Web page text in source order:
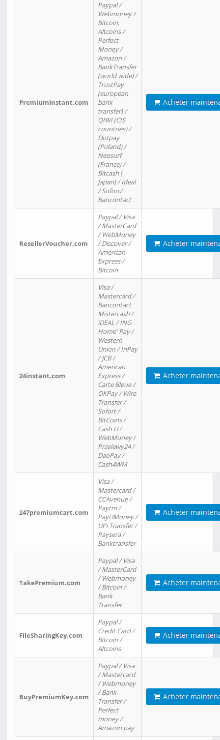
PremiumInstant.com
Paypal /
Webmoney /
Bitcoin,
Altcoins /
Perfect
Money /
Amazon /
BankTransfer
(world wide) /
TrustPay
(european
bank
transfer) /
QIWI (CIS
countries) /
Dotpay
(Poland) /
Neosurf
(France) /
Bitcash (
Japan) / Ideal
/ Sofort/
Bancontact
Acheter
ResellerVoucher.com
Paypal / Visa
/ MasterCard
/ WebMoney
/ Discover /
American
Express /
Bitcoin
Acheter
24instant.com
Visa /
Mastercard /
Bancontact
Mistercash /
iDEAL / ING
Home' Pay /
Western
Union / InPay
/ JCB /
American
Express /
Carte Bleue /
OKPay / Wire
Transfer /
Sofort /
BitCoins /
Cash U /
WebMoney /
Przelewy24 /
DaoPay /
Cash4WM
Acheter
247premiumcart.com
Visa /
Mastercard /
CCAvenue /
Paytm /
PayUMoney /
UPi Transfer /
Paysera /
Banktransfer
Acheter
TakePremium.com
Paypal / Visa
/ MasterCard
/ Webmoney
/ Bitcoin /
Bank
Transfer
Acheter
FileSharingKey.com
Paypal /
Credit Card /
Bitcoin /
Altcoins
Acheter
BuyPremiumKey.com
Paypal / Visa
/ Mastercard
/ Webmoney
/ Bank
Transfer /
Perfect
money /
Amazon pay
Acheter